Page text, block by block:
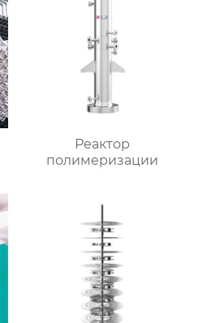
Реактор
полимеризации